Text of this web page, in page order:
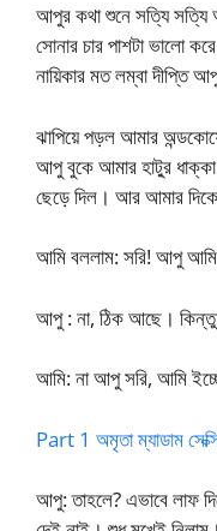
আপুর কথা শুনে সত্যি সত্যি
সোনার চার পাশটা ভালো
নায়িকার মত লম্বা দীপ্তি
ঝাপিয়ে পড়ল আমার
আপু বুকে আমার হাটু্র
ছেড়ে দিল। আর আমার
আমি বললাম: সরি! আপু আমি
আপু : না, ঠিক আছে। কিন্তু
আমি: না আপু সরি, আমি
Part 1 অমৃতা ম্যাডাম
আপু: তাহলে? এভাবে লাফ